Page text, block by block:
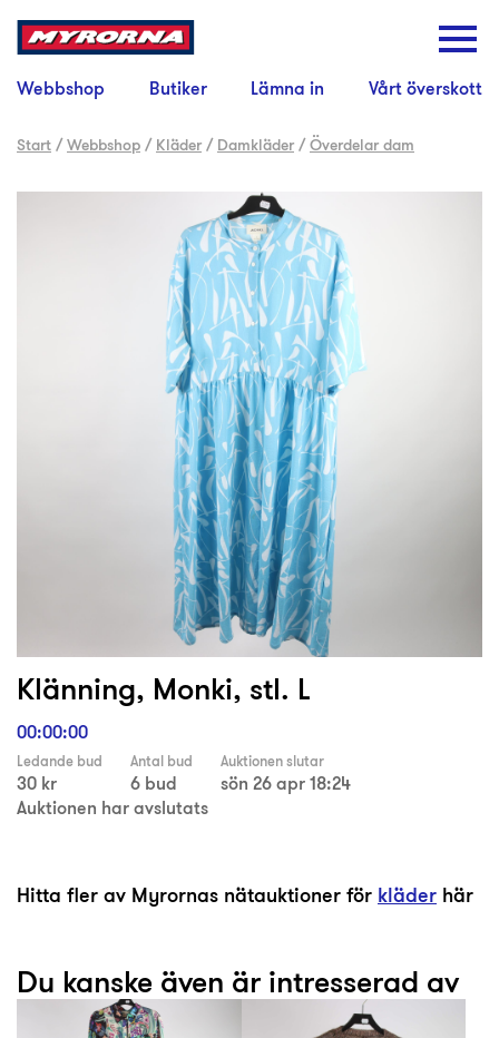
Webbshop Butiker Lämna in Vårt överskott
Start /Webbshop / Kläder / Damkläder /Överdelar dam
Klänning, Monki, stl. L
00:00:00
Ledande bud
30 kr
Antal bud
6 bud
Auktionen slutar
sön 26 apr 18:24
Auktionen har avslutats
Hitta fler av Myrornas nätauktioner för kläder här
Du kanske även är intresserad av